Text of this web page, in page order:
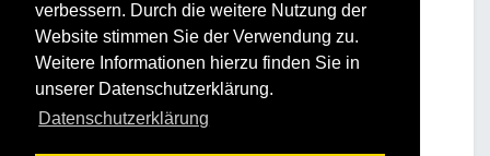
verbessern. Durch die weitere Nutzung der
Website stimmen Sie der Verwendung zu.
Weitere Informationen hierzu finden Sie in
unserer Datenschutzerklärung.
Datenschutzerklärung